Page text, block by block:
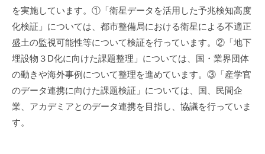
を実施しています。①「衛星データを活用した予兆検知高度
化検証」については、都市整備局における衛星による不適正
盛土の監視可能性等について検証を行っています。②「地下
埋設物３D化に向けた課題整理」については、国・業界団体
の動きや海外事例について整理を進めています。③「産学官
のデータ連携に向けた課題検証」については、国、民間企
業、アカデミアとのデータ連携を目指し、協議を行っていま
す。